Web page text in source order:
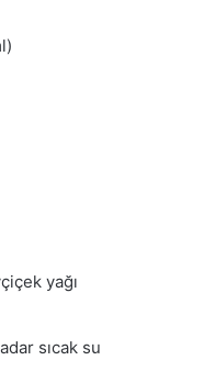
yağı
sıcak su